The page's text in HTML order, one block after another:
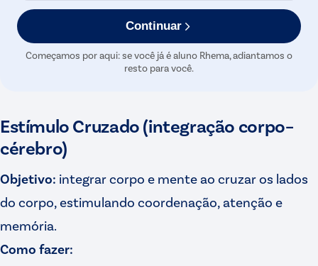
Continuar
Começamos por aqui: se você já é aluno Rhema, adiantamos o
resto para você.
Estímulo Cruzado (integração corpo–
cérebro)
Objetivo: integrar corpo e mente ao cruzar os lados
do corpo, estimulando coordenação, atenção e
memória.
Como fazer: